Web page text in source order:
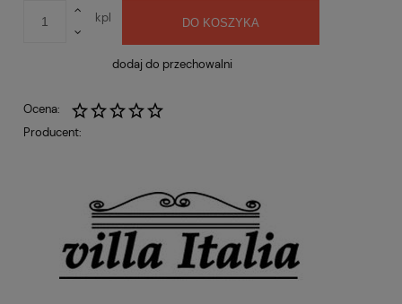
kpl DO KOSZYKA
dodaj do przechowalni
Ocena:
Producent: